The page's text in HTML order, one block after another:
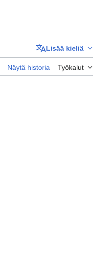
Lisää kieliä
Näytä historia Työkalut